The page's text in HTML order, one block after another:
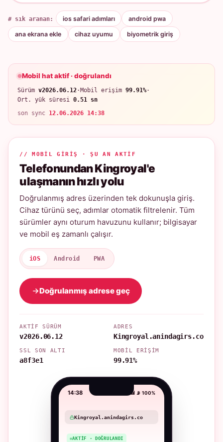
# sık aranan: ios safari adımları android pwa
ana ekrana ekle cihaz uyumu biyometrik giriş
Mobil hat aktif · doğrulandı
Sürüm v2026.06.12·Mobil erişim 99.91%·
Ort. yük süresi 0.51 sn
son sync 12.06.2026 14:38
// MOBIL GIRIŞ · ŞU AN AKTIF
Telefonundan Kingroyal'e
ulaşmanın hızlı yolu
Doğrulanmış adres üzerinden tek dokunuşla giriş.
Cihaz türünü seç, adımlar otomatik filtrelenir. Tüm
sürümler aynı oturum havuzunu kullanır; bilgisayar
ve mobil eş zamanlı çalışır.
iOS Android PWA
Doğrulanmış adrese geç
AKTIF SÜRÜM
v2026.06.12
ADRES
Kingroyal.anindagirs.co
SSL SON ALTI
a8f3e1
MOBIL ERIŞIM
99.91%
14:38 📶 📡 100%
Kingroyal.anindagirs.co
AKTIF · DOĞRULANDI